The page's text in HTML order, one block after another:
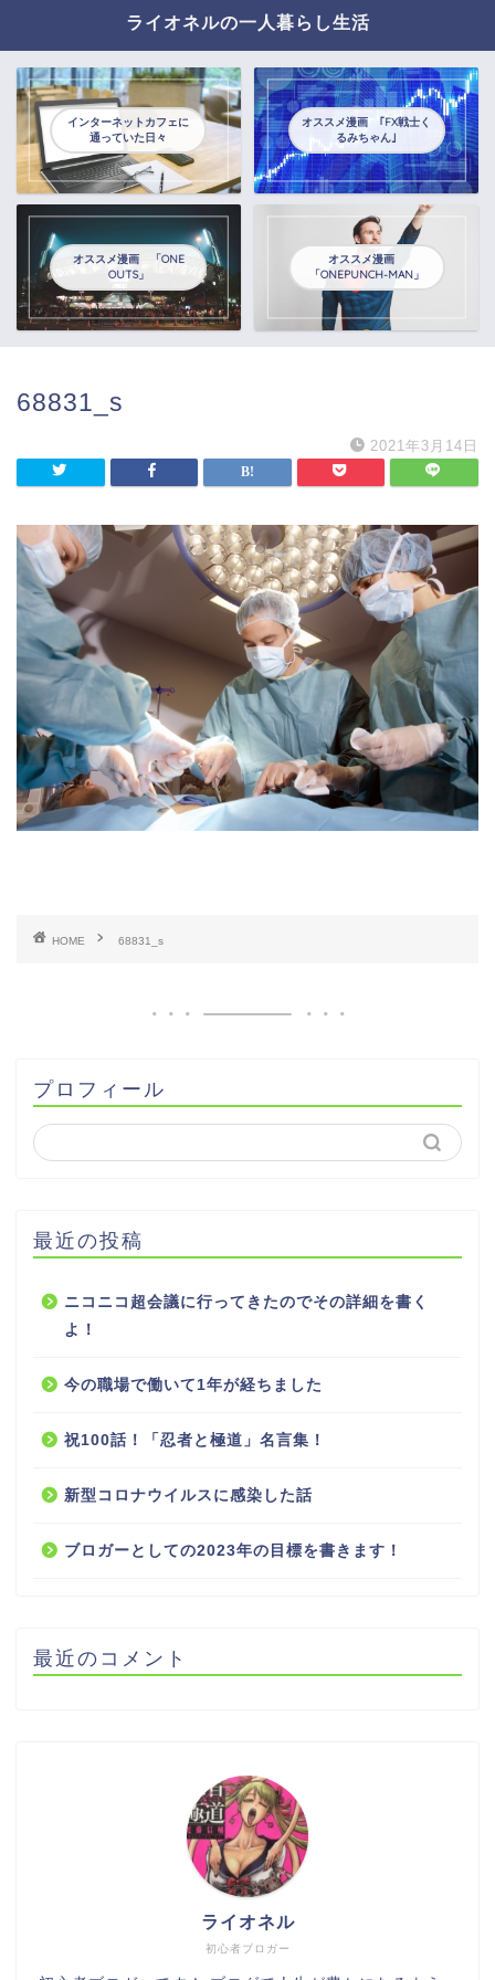
ライオネルの一人暮らし生活
インターネットカフェに
通っていた日々
オススメ漫画 ｢FX戦士く
るみちゃん｣
オススメ漫画 「ONE
OUTS」
オススメ漫画
「ONEPUNCH-MAN」
68831_s
2021年3月14日
HOME 68831_s
プロフィール
最近の投稿
ニコニコ超会議に行ってきたのでその詳細を書く
よ！
今の職場で働いて1年が経ちました
祝100話！「忍者と極道」名言集！
新型コロナウイルスに感染した話
ブロガーとしての2023年の目標を書きます！
最近のコメント
初心者ブロガー
ライオネル